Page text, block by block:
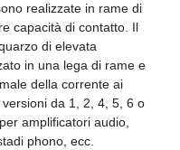
realizzate in rame di
capacità di contatto. Il
di elevata
in una lega di rame e
della corrente ai
da 1, 2, 4, 5, 6 o
amplificatori audio,
phono, ecc.